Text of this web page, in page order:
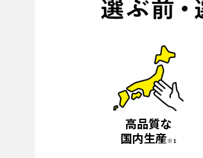
高品質な
国内生産※1